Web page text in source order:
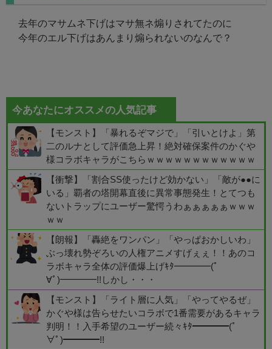
去年のマサムネ下げはマサ無ネ煽りされてたのに
今年のエル下げはあんまり煽られないのなんで？
今あなたにオススメの人気記事
【モンスト】「暴れるぞマジで」「引いとけよ」第
二のルナとして評価急上昇！絶対確保案件のかぐや
様コラボキャラがこちらｗｗｗｗｗｗｗｗｗｗｗｗ
【衝撃】「割合SS使ったけど効かない」「敵が●●に
いる」覇者の塔開幕直後に異常事態発生！とてつも
ないトラップにユーザー驚愕うわぁぁぁぁぁｗｗｗ
ｗｗ
【朗報】「轟絶をワンパン」「やっぱおかしいわ」
ぶっ壊れ勢ぞろいの人権アニメすげぇぇ！！あのコ
ラボキャラ全体の評価爆上げｷﾀ━━━━(ﾟ
∀ﾟ)━━━━!!しかし・・・
【モンスト】「ライト層に人気」「やってやるぜ」
かぐや様は告らせたいコラボで1番需要があるキャラ
判明！！入手希望のユーザー続々ｷﾀ━━━━(ﾟ
∀ﾟ)━━━━!!